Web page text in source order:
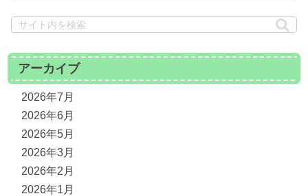
アーカイブ
2026年7月
2026年6月
2026年5月
2026年3月
2026年2月
2026年1月